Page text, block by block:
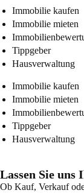
Immobilie kaufen
Immobilie mieten
Tippgeber
Hausverwaltung
Immobilie kaufen
Immobilie mieten
Tippgeber
Hausverwaltung
Lassen Sie
Ob Kauf, Verkauf